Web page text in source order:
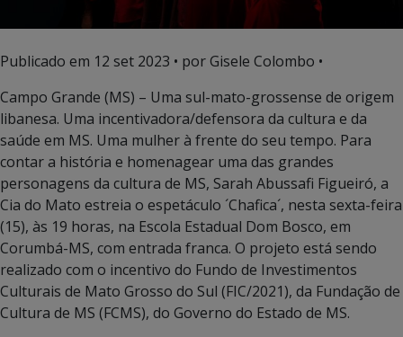
Publicado em 12 set 2023 • por Gisele Colombo •
Campo Grande (MS) – Uma sul-mato-grossense de origem
libanesa. Uma incentivadora/defensora da cultura e da
saúde em MS. Uma mulher à frente do seu tempo. Para
contar a história e homenagear uma das grandes
personagens da cultura de MS, Sarah Abussafi Figueiró, a
Cia do Mato estreia o espetáculo ´Chafica´, nesta sexta-feira
(15), às 19 horas, na Escola Estadual Dom Bosco, em
Corumbá-MS, com entrada franca. O projeto está sendo
realizado com o incentivo do Fundo de Investimentos
Culturais de Mato Grosso do Sul (FIC/2021), da Fundação de
Cultura de MS (FCMS), do Governo do Estado de MS.